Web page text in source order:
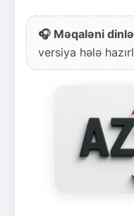
🎧 Məqaləni
versiya hələ